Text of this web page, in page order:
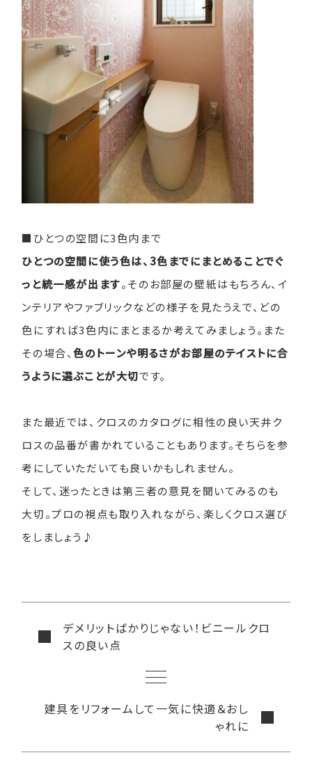
■ひとつの空間に3色内まで
ひとつの空間に使う色は、3色までにまとめることでぐ
っと統一感が出ます。そのお部屋の壁紙はもちろん、イ
ンテリアやファブリックなどの様子を見たうえで、どの
色にすれば3色内にまとまるか考えてみましょう。また
その場合、色のトーンや明るさがお部屋のテイストに合
うように選ぶことが大切です。
また最近では、クロスのカタログに相性の良い天井ク
ロスの品番が書かれていることもあります。そちらを参
考にしていただいても良いかもしれません。
そして、迷ったときは第三者の意見を聞いてみるのも
大切。プロの視点も取り入れながら、楽しくクロス選び
をしましょう♪
デメリットばかりじゃない！ビニールクロ
スの良い点
建具をリフォームして一気に快適＆おし
ゃれに